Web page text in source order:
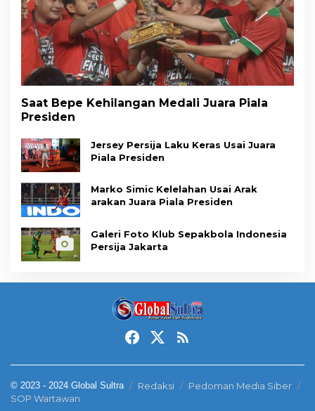
Saat Bepe Kehilangan Medali Juara Piala
Presiden
Jersey Persija Laku Keras Usai Juara
Piala Presiden
Marko Simic Kelelahan Usai Arak
arakan Juara Piala Presiden
Galeri Foto Klub Sepakbola Indonesia
Persija Jakarta
© 2023 - 2024 Global Sultra Redaksi
Pedoman Media Siber
SOP Wartawan